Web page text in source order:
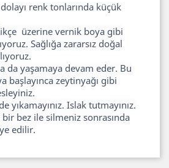
renk tonlarında küçük
üzerine vernik boya gibi
Sağlığa zararsız doğal
da yaşamaya devam eder. Bu
başlayınca zeytinyağı gibi
yıkamayınız. Islak tutmayınız.
bez ile silmeniz sonrasında
edilir.